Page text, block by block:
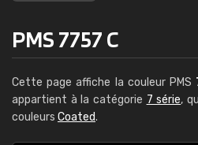
PMS 7757 C
Cette page affiche la couleur PMS
appartient à la catégorie 7 série,
couleurs Coated.